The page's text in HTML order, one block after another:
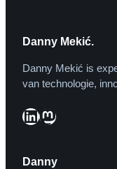
Danny Mekić.
Danny Mekić is
van technologie,
LinkedIn Mastodon
Danny